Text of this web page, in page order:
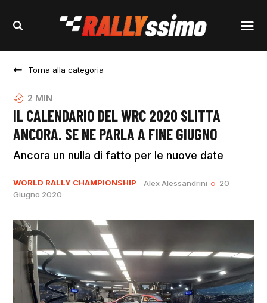
Torna alla categoria
2 MIN
IL CALENDARIO DEL WRC 2020 SLITTA
ANCORA. SE NE PARLA A FINE GIUGNO
Ancora un nulla di fatto per le nuove date
WORLD RALLY CHAMPIONSHIP Alex Alessandrini
20
Giugno 2020